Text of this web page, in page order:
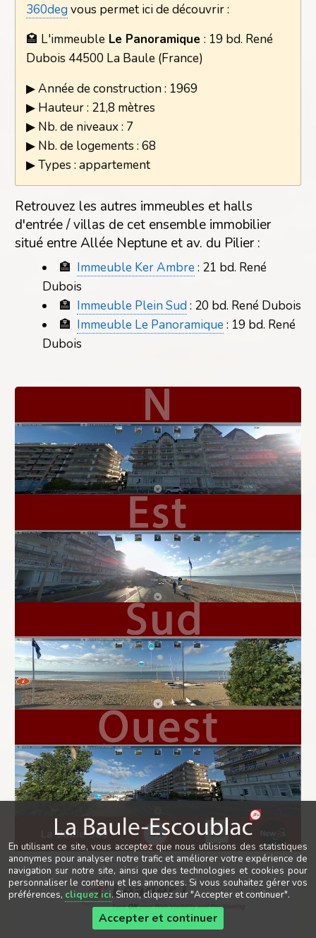
360degvous permet ici de découvrir :
🏩 L'immeuble Le Panoramique: 19 bd. René
Dubois 44500 La Baule (France)
▶ Année de construction : 1969
▶ Hauteur : 21,8 mètres
▶ Nb. de niveaux : 7
▶ Nb. de logements : 68
▶ Types : appartement
Retrouvez les autres immeubles et halls
d'entrée / villas de cet ensemble immobilier
situé entre Allée Neptune et av. du Pilier :
🏣 Immeuble Ker Ambre: 21 bd. René
Dubois
🏣 Immeuble Plein Sud: 20 bd. René Dubois
🏣 Immeuble Le Panoramique: 19 bd. René
Dubois
En utilisant ce site, vous acceptez que nous utilisions des statistiques
anonymes pour analyser notre trafic et améliorer votre expérience de
navigation sur notre site, ainsi que des technologies et cookies pour
personnaliser le contenu et les annonces. Si vous souhaitez gérer vos
préférences, cliquez ici. Sinon, cliquez sur "Accepter et continuer".
Accepter et continuer